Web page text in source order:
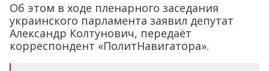
Об этом в ходе пленарного заседания
украинского парламента заявил депутат
Александр Колтунович, передаёт
корреспондент «ПолитНавигатора».